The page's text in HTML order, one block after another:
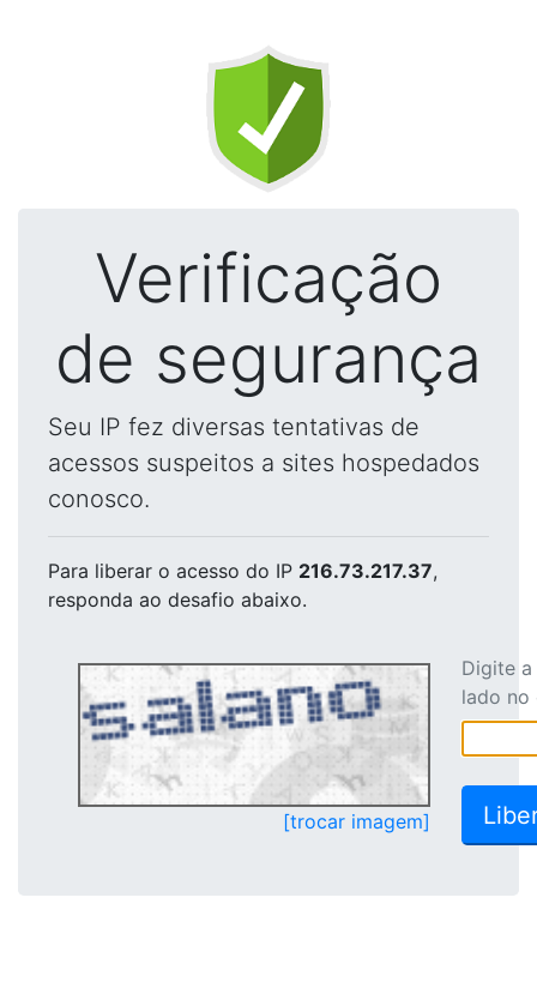
Verificação
de segurança
Seu IP fez diversas tentativas de
acessos suspeitos a sites hospedados
conosco.
Para liberar o acesso do IP 216.73.217.37,
responda ao desafio abaixo.
[trocar imagem]
Digite
lado no